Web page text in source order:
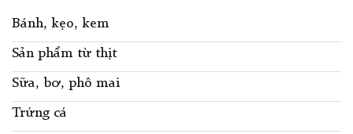
Bánh, kẹo, kem
Sản phẩm từ thịt
Sữa, bơ, phô mai
Trứng cá